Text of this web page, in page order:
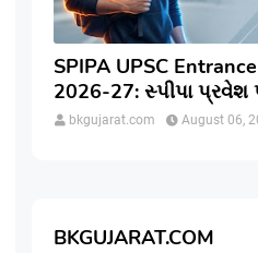
SPIPA UPSC
2026-27: સ્પીપા પ્રવેશ
ઓનલાઇન અરજી કેવી રીતે
bkgujarat.com August 06,
BKGUJARAT.COM